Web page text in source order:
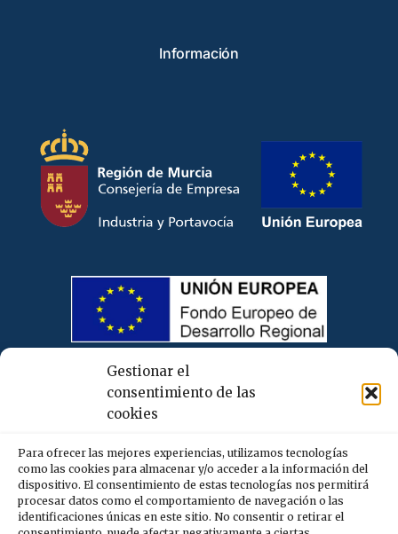
Gestionar el
consentimiento de las
cookies
Para ofrecer las mejores experiencias, utilizamos tecnologías
como las cookies para almacenar y/o acceder a la información del
dispositivo. El consentimiento de estas tecnologías nos permitirá
procesar datos como el comportamiento de navegación o las
identificaciones únicas en este sitio. No consentir o retirar el
Información